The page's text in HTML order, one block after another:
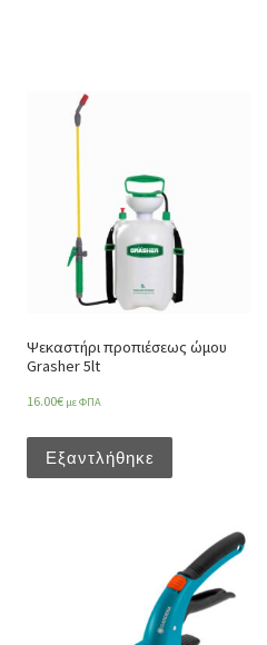
Ψεκαστήρι προπιέσεως ώμου
Grasher 5lt
16.00€ με ΦΠΑ
Εξαντλήθηκε